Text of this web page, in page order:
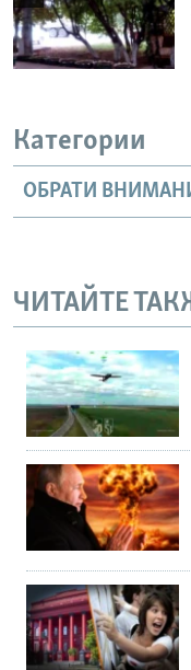
Категории
ОБРАТИ
ЧИТАЙТЕ